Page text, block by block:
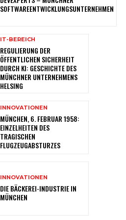
SOFTWAREENTWICKLUNGSUNTERNEHMEN
IT-BEREICH
REGULIERUNG DER
ÖFFENTLICHEN SICHERHEIT
DURCH KI: GESCHICHTE DES
MÜNCHNER UNTERNEHMENS
HELSING
INNOVATIONEN
MÜNCHEN, 6. FEBRUAR 1958:
EINZELHEITEN DES
TRAGISCHEN
FLUGZEUGABSTURZES
INNOVATIONEN
DIE BÄCKEREI-INDUSTRIE IN
MÜNCHEN